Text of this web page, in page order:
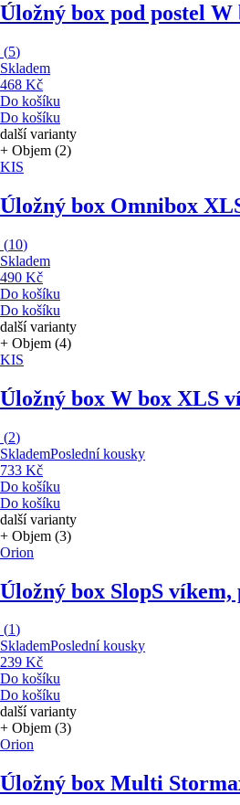
Úložný box pod postel
(5)
Skladem
468 Kč
Do košíku
Do košíku
další varianty
+ Objem (2)
KIS
Úložný box Omnibox XL
(10)
Skladem
490 Kč
Do košíku
Do košíku
další varianty
+ Objem (4)
KIS
Úložný box W box XLS
(2)
SklademPoslední kousky
733 Kč
Do košíku
Do košíku
další varianty
+ Objem (3)
Orion
Úložný box SlopS víkem,
(1)
SklademPoslední kousky
239 Kč
Do košíku
Do košíku
další varianty
+ Objem (3)
Orion
Úložný box Multi